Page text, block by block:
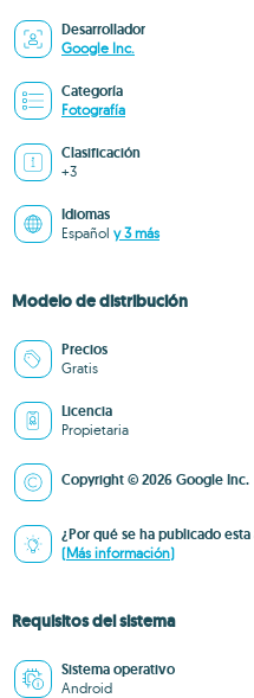
Desarrollador
Google Inc.
Categoría
Fotografía
Clasificación
+3
Idiomas
Español y 3 más
Modelo de distribución
Precios
Gratis
Licencia
Propietaria
Copyright © 2026 Google Inc.
¿Por qué se ha publicado
(Más información)
Requisitos del sistema
Sistema operativo
Android